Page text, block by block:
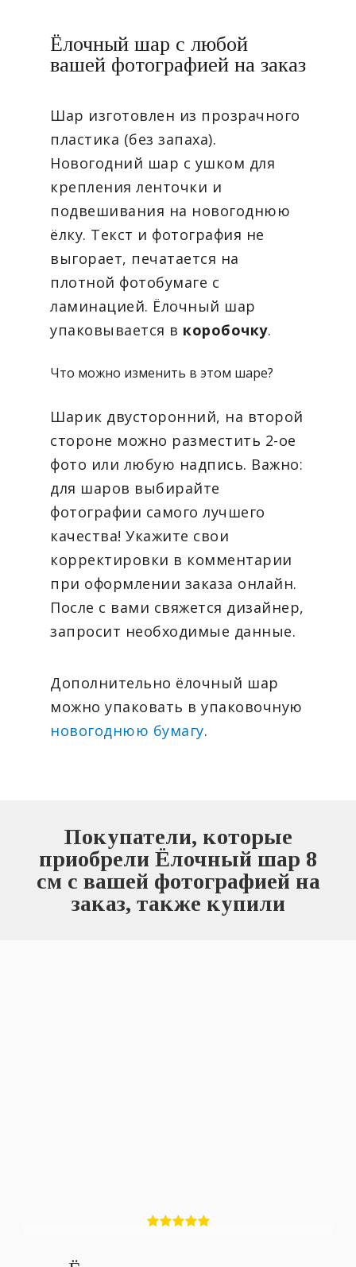
Ёлочный шар с любой
вашей фотографией на заказ
Шар изготовлен из прозрачного
пластика (без запаха).
Новогодний шар с ушком для
крепления ленточки и
подвешивания на новогоднюю
ёлку. Текст и фотография не
выгорает, печатается на
плотной фотобумаге с
ламинацией. Ёлочный шар
упаковывается в коробочку.
Что можно изменить в этом шаре?
Шарик двусторонний, на второй
стороне можно разместить 2-ое
фото или любую надпись. Важно:
для шаров выбирайте
фотографии самого лучшего
качества! Укажите свои
корректировки в комментарии
при оформлении заказа онлайн.
После с вами свяжется дизайнер,
запросит необходимые данные.
Дополнительно ёлочный шар
можно упаковать в упаковочную
новогоднюю бумагу.
Покупатели, которые
приобрели Ёлочный шар 8
см с вашей фотографией на
заказ, также купили